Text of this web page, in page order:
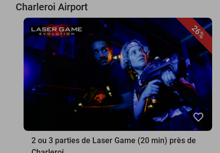
Charleroi Airport
26%
favorite_border
2 ou 3 parties de Laser Game (20 min) près de